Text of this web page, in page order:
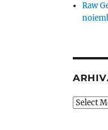
Raw
Arhivă